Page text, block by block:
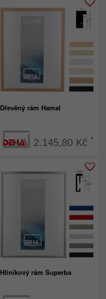
Dřevěný rám Hamal
2.145,80 Kč *
Hliníkový rám Superba